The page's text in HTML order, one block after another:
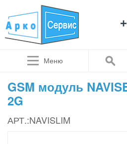
Меню
GSM модуль
2G
АРТ.:NAVISLIM